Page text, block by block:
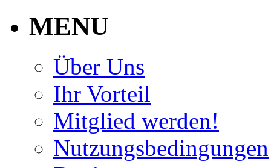
MENU
Über Uns
Ihr Vorteil
Mitglied werden!
Nutzungsbedingungen